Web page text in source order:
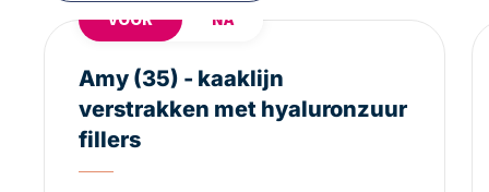
VOOR
NA
Amy (35) - kaaklijn
verstrakken met hyaluronzuur
fillers